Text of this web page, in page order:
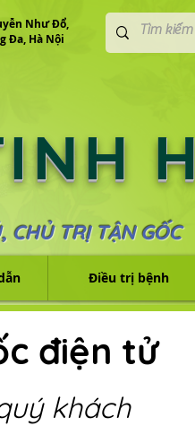
Như Đổ,
Đa, Hà Nội
CHỦ TRỊ TẬN GỐC
Điều trị bệnh
điện tử
khách